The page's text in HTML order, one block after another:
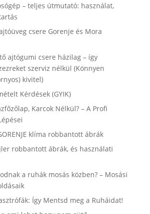
– teljes útmutató: használat,
csere Gorenje és Mora
ajtógumi csere házilag – így
szerviz nélkül (Könnyen
kivitel)
Kérdések (GYIK)
Karcok Nélkül? – A Profi
klíma robbantott ábrák
robbantott ábrák, és használati
a ruhák mosás közben? – Mosási
Így Mentsd meg a Ruháidat!